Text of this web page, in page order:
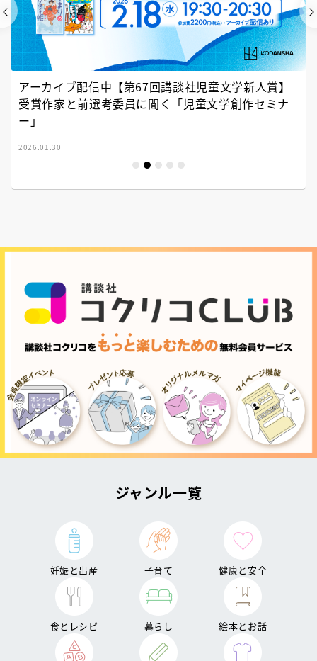
アーカイブ配信中【第67回講談社児童文学新人賞】
受賞作家と前選考委員に聞く「児童文学創作セミナ
ー」
2026.01.30
ジャンル一覧
妊娠と出産 子育て 健康と安全
食とレシピ 暮らし 絵本とお話